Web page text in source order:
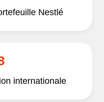
Nestlé
internationale